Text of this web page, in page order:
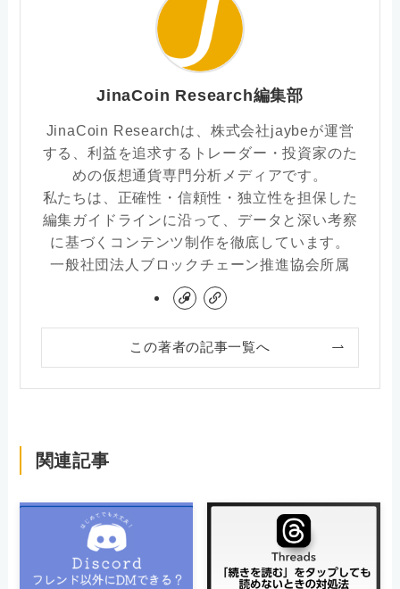
JinaCoin Research編集部
JinaCoin Researchは、株式会社jaybeが運営
する、利益を追求するトレーダー・投資家のた
めの仮想通貨専門分析メディアです。
私たちは、正確性・信頼性・独立性を担保した
編集ガイドラインに沿って、データと深い考察
に基づくコンテンツ制作を徹底しています。
一般社団法人ブロックチェーン推進協会所属
この著者の記事一覧へ
関連記事